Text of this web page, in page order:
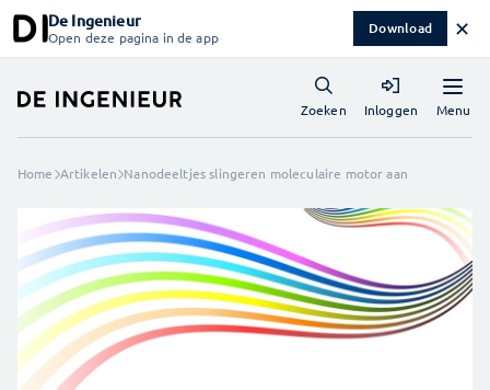
De Ingenieur
Open deze pagina in de app Download ✕
Menu
Zoeken Inloggen
Home Artikelen Nanodeeltjes slingeren moleculaire motor aan